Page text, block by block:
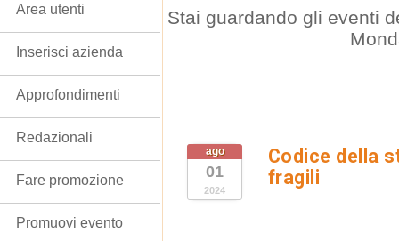
Stai guardando gli eventi
ago
01
2024
Codice della
fragili
Area utenti
Inserisci azienda
Approfondimenti
Redazionali
Fare promozione
Promuovi evento